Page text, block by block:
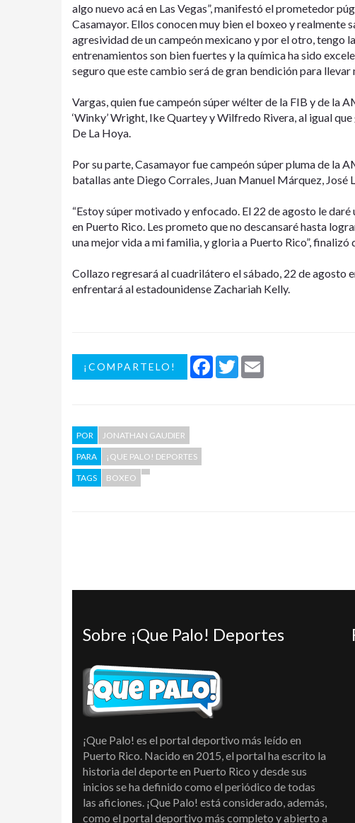
algo nuevo acá en Las Vegas”, manifestó el prometedor
Casamayor. Ellos conocen muy bien el boxeo y realmente
agresividad de un campeón mexicano y por el otro, tengo
entrenamientos son bien fuertes y la química ha sido
seguro que este cambio será de gran bendición para llevar
Vargas, quien fue campeón súper wélter de la FIB y de la
‘Winky’ Wright, Ike Quartey y Wilfredo Rivera, al igual
De La Hoya.
Por su parte, Casamayor fue campeón súper pluma de la
batallas ante Diego Corrales, Juan Manuel Márquez, José
“Estoy súper motivado y enfocado. El 22 de agosto le
en Puerto Rico. Les prometo que no descansaré hasta
una mejor vida a mi familia, y gloria a Puerto Rico”, finalizó
Collazo regresará al cuadrilátero el sábado, 22 de agosto
enfrentará al estadounidense Zachariah Kelly.
¡COMPARTELO! Facebook
Twitter
POR
JONATHAN GAUDIER
PARA
¡QUE PALO! DEPORTES
TAGS
BOXEO
Sobre ¡Que Palo! Deportes
¡Que Palo! es el portal deportivo más leído en
Puerto Rico. Nacido en 2015, el portal ha escrito la
historia del deporte en Puerto Rico y desde sus
inicios se ha definido como el periódico de todas
las aficiones. ¡Que Palo! está considerado, además,
como el portal deportivo más completo y abierto a